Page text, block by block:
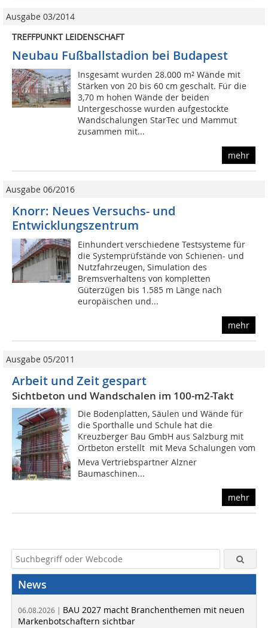
Ausgabe 03/2014
TREFFPUNKT LEIDENSCHAFT
Neubau Fußballstadion bei Budapest
Insgesamt wurden 28.000 m² Wände mit
Stärken von 20 bis 60 cm geschalt. Für die
3,70 m hohen Wände der beiden
Untergeschosse wurden aufgestockte
Wandschalungen StarTec und Mammut
zusammen mit...
mehr
Ausgabe 06/2016
Knorr: Neues Versuchs- und
Entwicklungszentrum
Einhundert verschiedene Testsysteme für
die Systemprüfstände von Schienen- und
Nutzfahrzeugen, Simulation des
Bremsverhaltens von kompletten
Güterzügen bis 1.585 m Länge nach
europäischen und...
mehr
Ausgabe 05/2011
Arbeit und Zeit gespart
Sichtbeton und Wandschalen im 100-m2-Takt
Die Bodenplatten, Säulen und Wände für
die Sporthalle und Schule hat die
Kreuzberger Bau GmbH aus Salzburg mit
Ortbeton erstellt  mit Meva Schalungen vom
Meva Vertriebspartner Alzner
Baumaschinen...
mehr
News
06.08.2026 | BAU 2027 macht Branchenthemen mit neuen
Markenbotschaftern sichtbar